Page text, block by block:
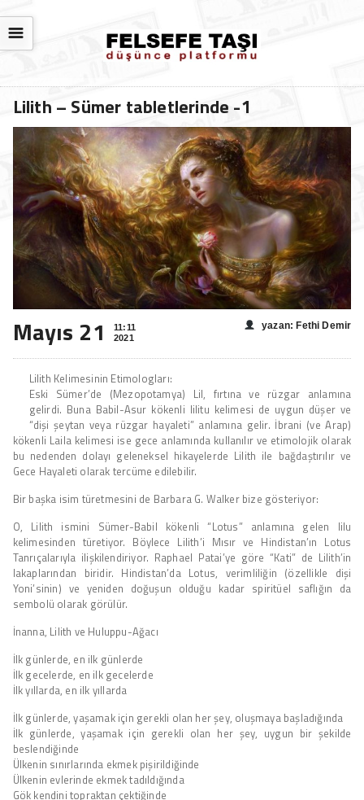
☰
Lilith – Sümer tabletlerinde -1
Mayıs 21
11:11
2021
yazan: Fethi Demir
Lilith Kelimesinin Etimologları:
Eski Sümer’de (Mezopotamya) Lil, fırtına ve rüzgar anlamına
gelirdi. Buna Babil-Asur kökenli lilitu kelimesi de uygun düşer ve
“dişi şeytan veya rüzgar hayaleti” anlamına gelir. İbrani (ve Arap)
kökenli Laila kelimesi ise gece anlamında kullanılır ve etimolojik olarak
bu nedenden dolayı geleneksel hikayelerde Lilith ile bağdaştırılır ve
Gece Hayaleti olarak tercüme edilebilir.
Bir başka isim türetmesini de Barbara G. Walker bize gösteriyor:
O, Lilith ismini Sümer-Babil kökenli “Lotus” anlamına gelen lilu
kelimesinden türetiyor. Böylece Lilith’i Mısır ve Hindistan’ın Lotus
Tanrıçalarıyla ilişkilendiriyor. Raphael Patai’ye göre “Kati” de Lilith’in
lakaplarından biridir. Hindistan’da Lotus, verimliliğin (özellikle dişi
Yoni’sinin) ve yeniden doğuşun olduğu kadar spiritüel saflığın da
sembolü olarak görülür.
İnanna, Lilith ve Huluppu-Ağacı
İlk günlerde, en ilk günlerde
İlk gecelerde, en ilk gecelerde
İlk yıllarda, en ilk yıllarda
İlk günlerde, yaşamak için gerekli olan her şey, oluşmaya başladığında
İlk günlerde, yaşamak için gerekli olan her şey, uygun bir şekilde
beslendiğinde
Ülkenin sınırlarında ekmek pişirildiğinde
Ülkenin evlerinde ekmek tadıldığında
Gök kendini topraktan çektiğinde